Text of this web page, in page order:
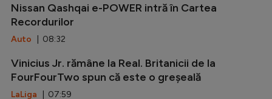
Nissan Qashqai e-POWER intră în Cartea
Recordurilor
Auto | 08:32
Vinicius Jr. rămâne la Real. Britanicii de la
FourFourTwo spun că este o greșeală
LaLiga | 07:59